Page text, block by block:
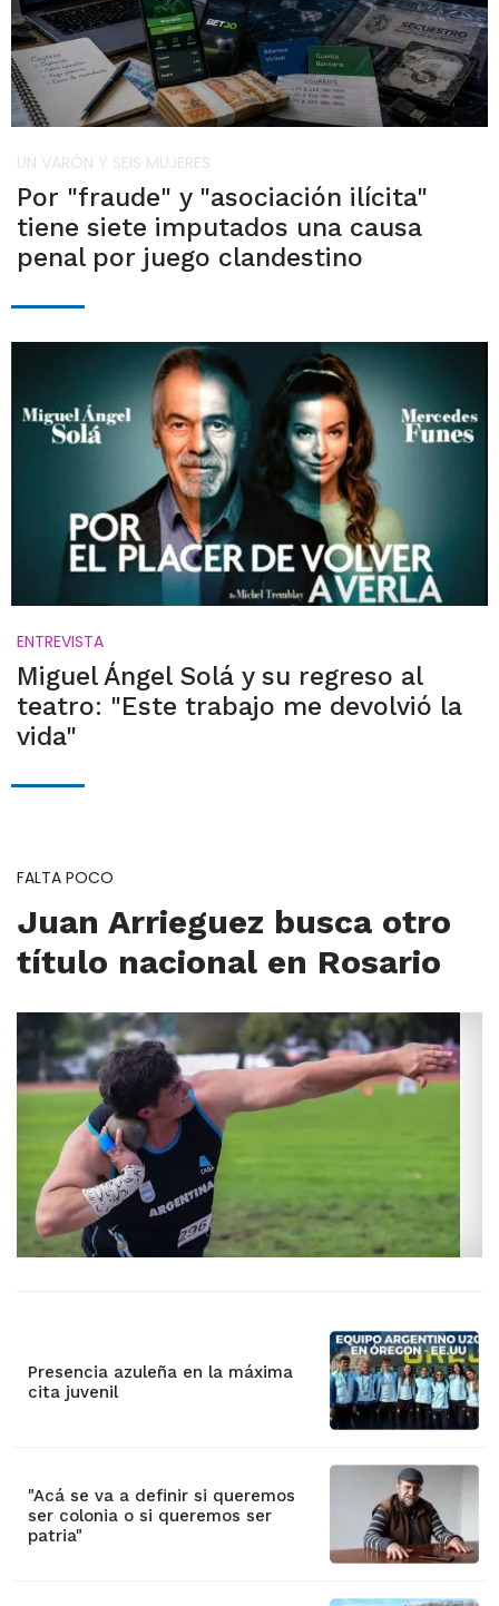
UN VARÓN Y SEIS MUJERES
Por "fraude" y "asociación ilícita"
tiene siete imputados una causa
penal por juego clandestino
ENTREVISTA
Miguel Ángel Solá y su regreso al
teatro: "Este trabajo me devolvió la
vida"
FALTA POCO
Juan Arrieguez busca otro
título nacional en Rosario
Presencia azuleña en la máxima
cita juvenil
"Acá se va a definir si queremos
ser colonia o si queremos ser
patria"